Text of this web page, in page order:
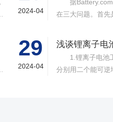
2024-04
据
在三大问题。首先
工艺参差不齐，制
用的锂电池都是串
决不好，那么所
动汽车。 其次是
29
2024-04
浅谈锂离子电
1.锂离子电池
分别用二个能可逆